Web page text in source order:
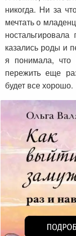
никогда. Ни за
мечтать о
казались роды и
я понимала,
пережить еще
будет все хорошо.